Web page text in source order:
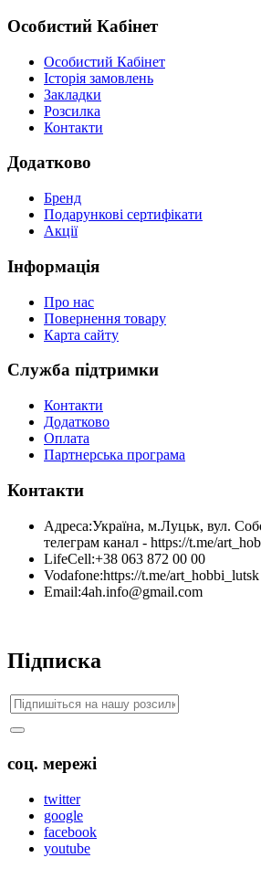
Особистий Кабінет
Особистий Кабінет
Історія замовлень
Закладки
Розсилка
Контакти
Додатково
Бренд
Подарункові сертифікати
Акції
Інформація
Про нас
Повернення товару
Карта сайту
Служба підтримки
Контакти
Додатково
Оплата
Партнерська програма
Контакти
Адреса:Україна, м.Луцьк, вул.
телеграм канал - https://t.me/
LifeCell:+38 063 872 00 00
Vodafone:https://t.me/art_hobbi_lutsk
Email:4ah.info@gmail.com
Підписка
соц. мережі
twitter
google
facebook
youtube